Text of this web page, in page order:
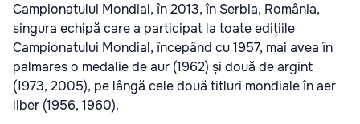
Campionatului Mondial, în 2013, în Serbia, România,
singura echipă care a participat la toate edițiile
Campionatului Mondial, începând cu 1957, mai avea în
palmares o medalie de aur (1962) și două de argint
(1973, 2005), pe lângă cele două titluri mondiale în aer
liber (1956, 1960).